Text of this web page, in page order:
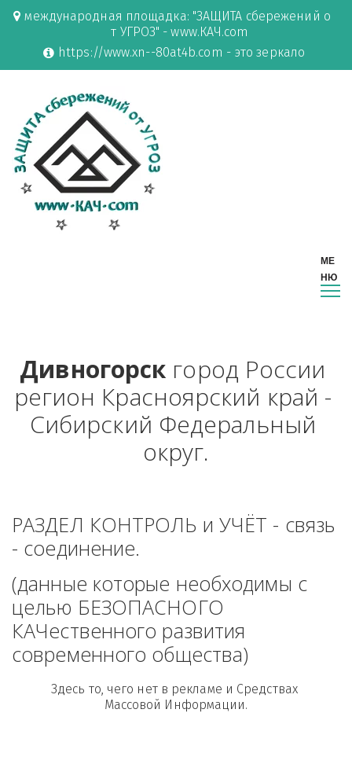
международная площадка: "ЗАЩИТА сбережений о
т УГРОЗ" - www.КАЧ.com
https://www.xn--80at4b.com - это зеркало
Дивногорск город России
регион Красноярский край -
Сибирский Федеральный
округ.
РАЗДЕЛ КОНТРОЛЬ и УЧЁТ - связь
- соединение.
(данные которые необходимы с
целью БЕЗОПАСНОГО
КАЧественного развития
современного общества)
Здесь то, чего нет в рекламе и Средствах
Массовой Информации.